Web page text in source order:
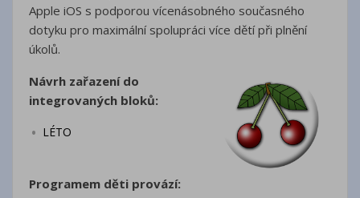
Apple iOS s podporou vícenásobného současného
dotyku pro maximální spolupráci více dětí při plnění
úkolů.
Návrh zařazení do
integrovaných bloků:
LÉTO
Programem děti provází: